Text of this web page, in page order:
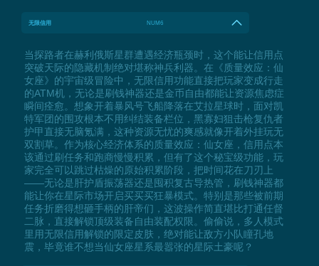
无限信用 NUM6
当探路者在赫利俄斯星群遭遇经济瓶颈时，这个能让信用点
突破天际的隐藏机制绝对堪称神兵利器。在《质量效应：仙
女座》的宇宙级冒险中，无限信用功能直接把玩家变成行走
的ATM机，无论是刷钱神器还是金币自由都能让资源焦虑症
瞬间痊愈。想象开着暴风号飞船降落在艾拉星球时，面对凯
特军团的围攻根本不用纠结装备栏位，黑寡妇狙击枪复仇者
护甲直接无脑氪满，这种资源无忧的爽感就像开着外挂玩无
双割草。作为核心经济体系的质量效应：仙女座，信用点本
该通过刷任务和跑商慢慢积累，但有了这个秘宝级功能，玩
家完全可以跳过枯燥的原始积累阶段，把时间花在刀刃上
——无论是肝护盾振荡器还是囤积复古导热管，刷钱神器都
能让你在星际市场开启买买买狂暴模式。特别是那些被前期
任务折磨得想砸手柄的肝帝们，这波操作简直堪比打通任督
二脉，直接解锁顶级装备自由装配权限。偷偷说，多人模式
里用无限信用解锁的限定皮肤，绝对能让敌方小队瞳孔地
震，毕竟谁不想当仙女座星系最嚣张的星际土豪呢？